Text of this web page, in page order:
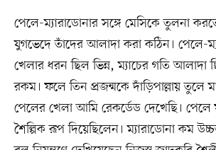
পেলে-ম্যারাডোনার সঙ্গে মেসিকে তুলনা
যুগভেদে তাঁদের আলাদা করা কঠিন। পেলে-
খেলার ধরন ছিল ভিন্ন, ম্যাচের গতি
রকম। ফলে তিন প্রজন্মকে দাঁড়িপাল্লায় তুলে
পেলের খেলা আমি রেকর্ডেড দেখেছি।
শৈল্পিক রূপ দিয়েছিলেন। ম্যারাডোনা কম